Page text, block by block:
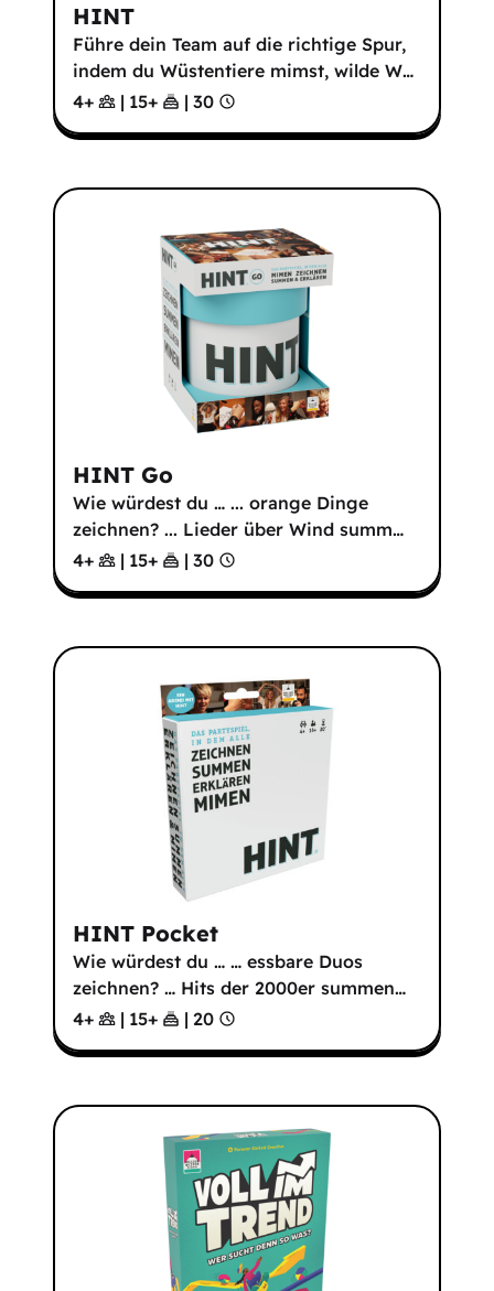
HINT
Führe dein Team auf die richtige Spur,
indem du Wüstentiere mimst, wilde W…
4+
| 15+ | 30
HINT Go
Wie würdest du … ... orange Dinge
zeichnen? ... Lieder über Wind summ…
4+
| 15+ | 30
HINT Pocket
Wie würdest du … … essbare Duos
zeichnen? … Hits der 2000er summen…
4+
| 15+ | 20